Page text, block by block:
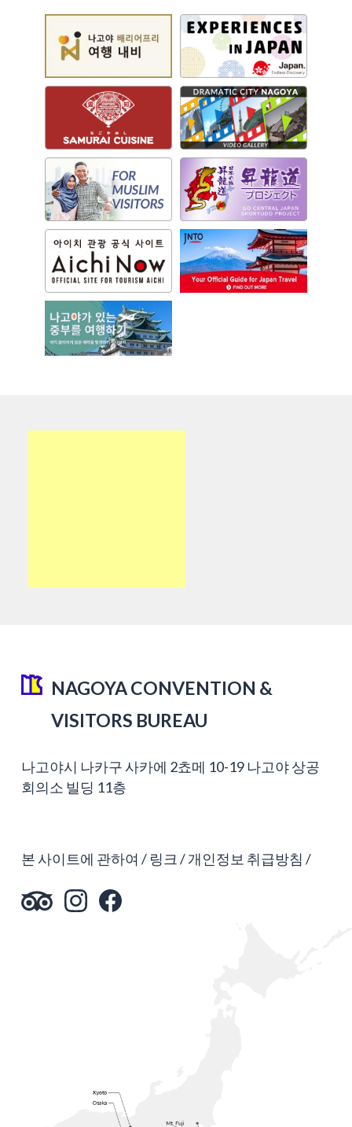
NAGOYA CONVENTION &
VISITORS BUREAU
나고야시 나카구 사카에 2쵸메 10-19 나고야 상공
회의소 빌딩 11층
본 사이트에 관하여 링크 개인정보 취급방침